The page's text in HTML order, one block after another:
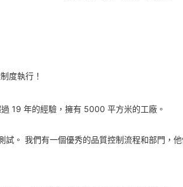
度執行！
19 年的經驗，擁有 5000 平方米的工廠。
試。 我們有一個優秀的品質控制流程和部門，